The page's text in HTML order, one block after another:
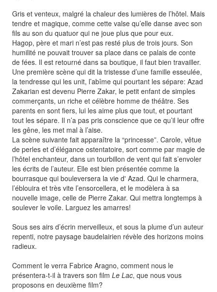
Gris et venteux, malgré la chaleur des lumières de l’hôtel. Mais
tendre et magique, comme cette valse qu’elle danse avec son
fils au son du quatuor qui ne joue plus que pour eux.
Hagop, père et mari n’est pas resté plus de trois jours. Son
humilité ne pouvait trouver sa place dans ce palais de conte
de fées. Il est retourné dans sa boutique, il faut bien travailler.
Une première scène qui dit la tristesse d’une famille esseulée,
la tendresse qui les unit, l’abîme qui pourtant les sépare: Azad
Zakarian est devenu Pierre Zakar, le petit enfant de simples
commerçants, un riche et célèbre homme de théâtre. Ses
parents en sont fiers, lui les aime plus que tout, et pourtant
tout les sépare. Il n’a pas pris conscience que ce qu’il leur offre
les gêne, les met mal à l’aise.
La scène suivante fait apparaître la “princesse”. Carole, vêtue
de perles et d’élégance ostentatoire, sort comme par magie de
l’hôtel enchanteur, dans un tourbillon de vent qui fait s’envoler
les écrits de l’auteur. Elle est bien présentée comme la
bourrasque qui bouleversera la vie d' Azad. Qui le charmera,
l’éblouira et très vite l’ensorcellera, et le modèlera à sa
nouvelle image, celle de Pierre Zakar. Qui mettra longtemps à
soulever le voile. Larguez les amarres!
Sous ses airs d’écrin merveilleux, et sous la plume d’un auteur
repenti, notre paysage baudelairien révèle des horizons moins
radieux.
Comment le verra Fabrice Aragno, comment nous le
présentera-t-il à travers son film Le Lac, que nous vous
proposons en deuxième film?